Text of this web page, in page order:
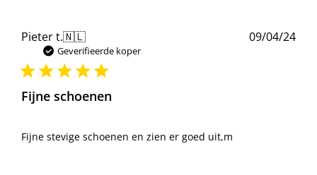
Pieter t.🇳🇱
Geverifieerde koper
Fijne schoenen
Fijne stevige schoenen en zien er goed uit,m
09/04/24